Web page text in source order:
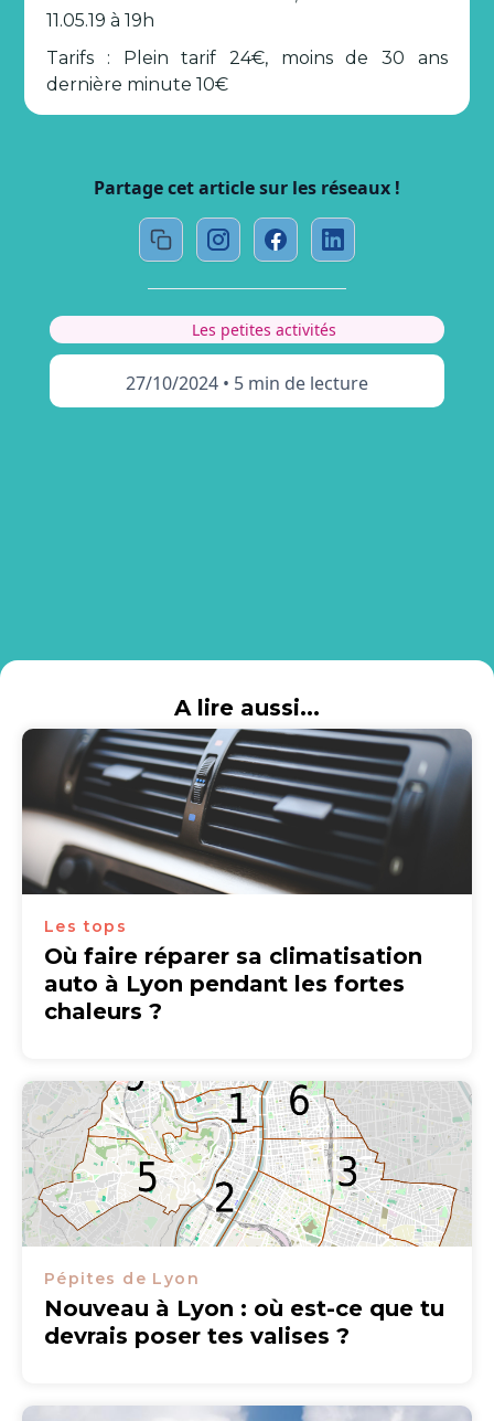
11.05.19 à 19h
Tarifs : Plein tarif 24€, moins de 30 ans
dernière minute 10€
Partage cet article sur les réseaux !
Les petites activités
27/10/2024 • 5 min de lecture
A lire aussi...
Les tops
Où faire réparer sa climatisation
auto à Lyon pendant les fortes
chaleurs ?
Pépites de Lyon
Nouveau à Lyon : où est-ce que tu
devrais poser tes valises ?